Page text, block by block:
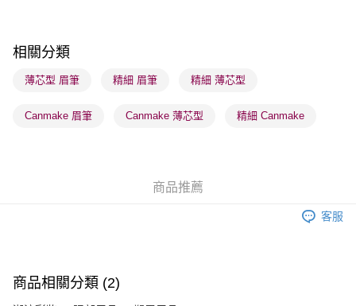
每筆HK$65.00，滿HK$300.00或以上免運費
確認發貨後1-3 工作天送達，訂單將隨機分配至SF順豐速運或京東
(香港門市) 只顯示可選門市。確認發貨後2-5個工作天到店，3天內
取。逾期會取消訂單，並不會安排重寄
相關分類
薄芯型 眉筆 精細 眉筆 精細 薄芯型
Canmake 眉筆 Canmake 薄芯型 精細 Canmake
商品推薦
客服
商品相關分類 (2)